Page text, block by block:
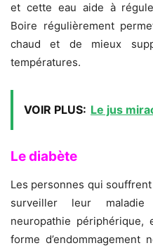
et cette eau aide à
Boire régulièrement
chaud et de mieux
températures.
VOIR PLUS: Le jus
Le diabète
Les personnes qui
surveiller leur
neuropathie périphérique,
forme d’endommagement